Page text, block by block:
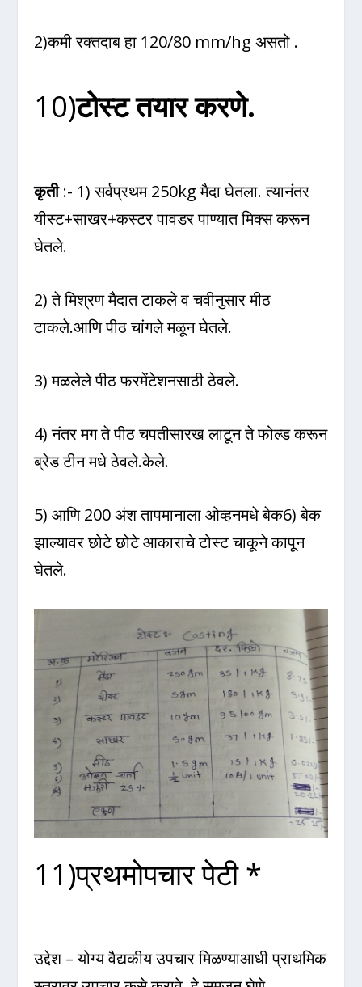
2)कमी रक्तदाब हा 120/80 mm/hg असतो .
10)टोस्ट तयार करणे.
कृती:- 1) सर्वप्रथम 250kg मैदा घेतला. त्यानंतर
यीस्ट+साखर+कस्टर पावडर पाण्यात मिक्स करून
घेतले.
2) ते मिश्रण मैदात टाकले व चवीनुसार मीठ
टाकले.आणि पीठ चांगले मळून घेतले.
3) मळलेले पीठ फरमेंटेशनसाठी ठेवले.
4) नंतर मग ते पीठ चपतीसारख लाटून ते फोल्ड करून
ब्रेड टीन मधे ठेवले.केले.
5) आणि 200 अंश तापमानाला ओव्हनमधे बेक6) बेक
झाल्यावर छोटे छोटे आकाराचे टोस्ट चाकूने कापून
घेतले.
11)प्रथमोपचार पेटी *
उद्देश – योग्य वैद्यकीय उपचार मिळण्याआधी प्राथमिक